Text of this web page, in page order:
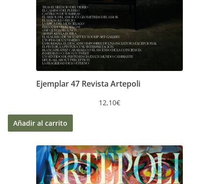
Ejemplar 47 Revista Artepoli
12,10€
Añadir al carrito